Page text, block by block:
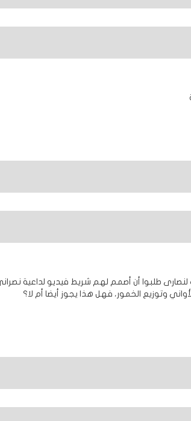
طلبوا أن أصمم لهم شريط فيديو لداعية
وتوزيع الخمور، فهل هذا يجوز أيضا أم لا؟